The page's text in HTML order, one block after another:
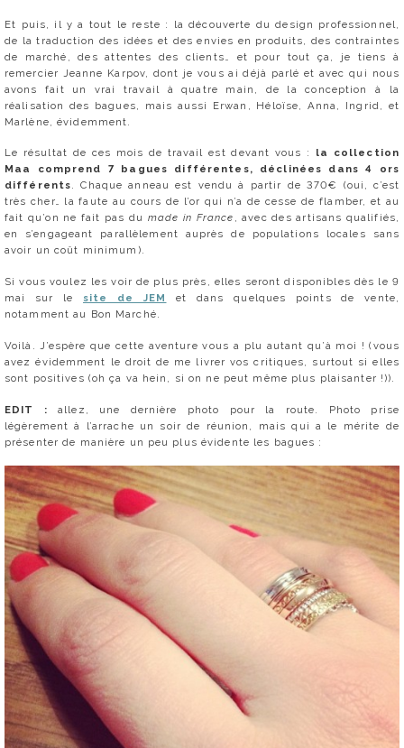
Et puis, il y a tout le reste : la découverte du design professionnel,
de la traduction des idées et des envies en produits, des contraintes
de marché, des attentes des clients… et pour tout ça, je tiens à
remercier Jeanne Karpov, dont je vous ai déjà parlé et avec qui nous
avons fait un vrai travail à quatre main, de la conception à la
réalisation des bagues, mais aussi Erwan, Héloïse, Anna, Ingrid, et
Marlène, évidemment.
Le résultat de ces mois de travail est devant vous :
la collection
Maa comprend 7 bagues différentes, déclinées dans 4 ors
différents. Chaque anneau est vendu à partir de 370€ (oui, c’est
très cher… la faute au cours de l’or qui n’a de cesse de flamber, et au
fait qu’on ne fait pas du made in France , avec des artisans qualifiés,
en s’engageant parallèlement auprès de populations locales sans
avoir un coût minimum).
Si vous voulez les voir de plus près, elles seront disponibles dès le 9
mai sur le site de JEM
et dans quelques points de vente,
notamment au Bon Marché.
Voilà. J’espère que cette aventure vous a plu autant qu’à moi ! (vous
avez évidemment le droit de me livrer vos critiques, surtout si elles
sont positives (oh ça va hein, si on ne peut même plus plaisanter !)).
EDIT :allez, une dernière photo pour la route. Photo prise
légèrement à l’arrache un soir de réunion, mais qui a le mérite de
présenter de manière un peu plus évidente les bagues :